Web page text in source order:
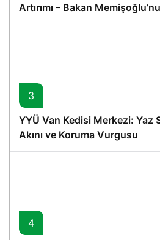
Artırımı – Bakan
3
YYÜ Van Kedisi Merkezi: Yaz
Akını ve Koruma Vurgusu
4